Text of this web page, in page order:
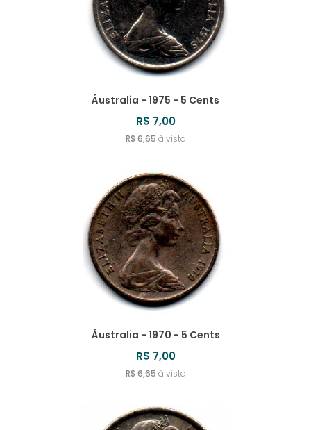
Áustralia - 1975 - 5 Cents
R$ 7,00
R$ 6,65 à vista
Áustralia - 1970 - 5 Cents
R$ 7,00
R$ 6,65 à vista